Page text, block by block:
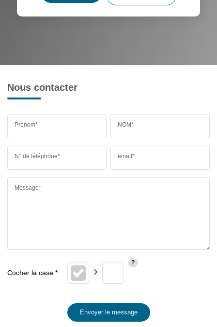
Nous contacter
Prénom* NOM*
N° de téléphone* email*
Message*
Envoyer le message